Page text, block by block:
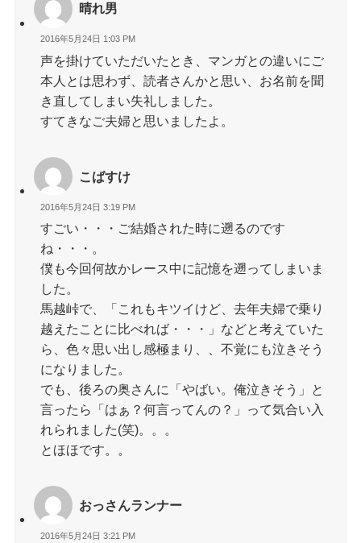
晴れ男
2016年5月24日 1:03 PM
声を掛けていただいたとき、マンガとの違いにご
本人とは思わず、読者さんかと思い、お名前を聞
き直してしまい失礼しました。
すてきなご夫婦と思いましたよ。
こばすけ
2016年5月24日 3:19 PM
すごい・・・ご結婚された時に遡るのです
ね・・・。
僕も今回何故かレース中に記憶を遡ってしまいま
した。
馬越峠で、「これもキツイけど、去年夫婦で乗り
越えたことに比べれば・・・」などと考えていた
ら、色々思い出し感極まり、、不覚にも泣きそう
になりました。
でも、後ろの奥さんに「やばい。俺泣きそう」と
言ったら「はぁ？何言ってんの？」って気合い入
れられました(笑)。。。
とほほです。。
おっさんランナー
2016年5月24日 3:21 PM